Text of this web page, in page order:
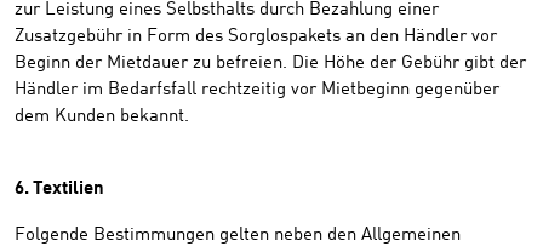
zur Leistung eines Selbsthalts durch Bezahlung einer
Zusatzgebühr in Form des Sorglospakets an den Händler vor
Beginn der Mietdauer zu befreien. Die Höhe der Gebühr gibt der
Händler im Bedarfsfall rechtzeitig vor Mietbeginn gegenüber
dem Kunden bekannt.
6. Textilien
Folgende Bestimmungen gelten neben den Allgemeinen